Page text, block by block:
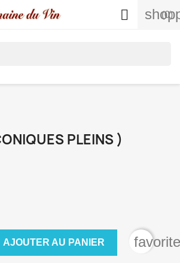
(0)

PLEINS )
AJOUTER AU PANIER